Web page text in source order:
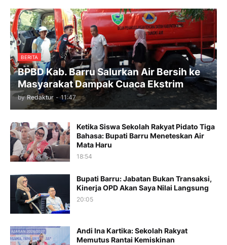
BERITA
BPBD Kab. Barru Salurkan Air Bersih ke
Masyarakat Dampak Cuaca Ekstrim
by Redaktur - 11:47
Ketika Siswa Sekolah Rakyat Pidato Tiga
Bahasa: Bupati Barru Meneteskan Air
Mata Haru
18:54
Bupati Barru: Jabatan Bukan Transaksi,
Kinerja OPD Akan Saya Nilai Langsung
20:05
Andi Ina Kartika: Sekolah Rakyat
Memutus Rantai Kemiskinan